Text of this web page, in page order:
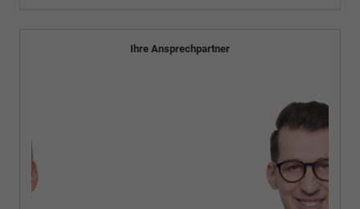
Ihre Ansprechpartner